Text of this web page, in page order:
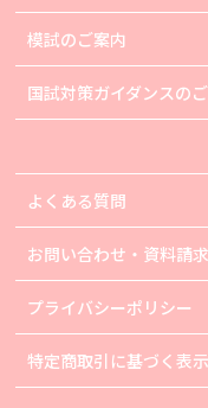
模試のご案内
国試対策ガイダンスの
よくある質問
お問い合わせ・資料請求
プライバシーポリシー
特定商取引に基づく表示